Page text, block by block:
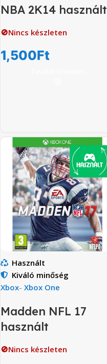
NBA 2K14 használt
🚫Nincs készleten
1,500Ft
Használt
Kiváló minőség
Xbox- Xbox One
Madden NFL 17
használt
🚫Nincs készleten